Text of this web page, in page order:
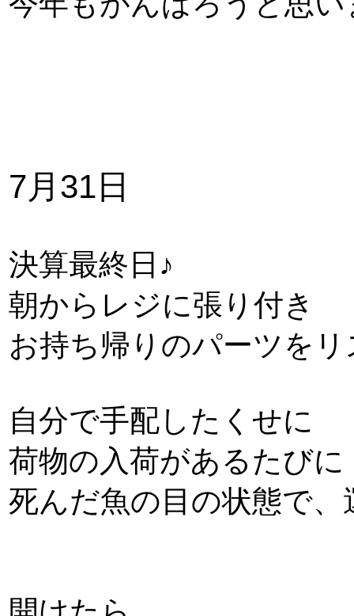
7月31日
決算最終日♪
朝からレジに張り付き
お持ち帰りのパーツを
自分で手配したくせに
荷物の入荷があるたびに
死んだ魚の目の状態で